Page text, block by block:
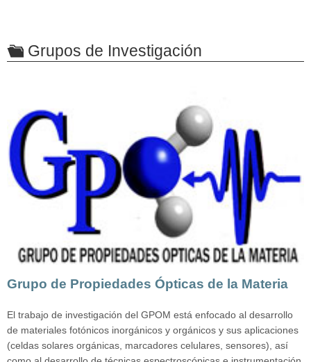
Grupos de Investigación
Grupo de Propiedades Ópticas de la Materia
El trabajo de investigación del GPOM está enfocado al desarrollo
de materiales fotónicos inorgánicos y orgánicos y sus aplicaciones
(celdas solares orgánicas, marcadores celulares, sensores), así